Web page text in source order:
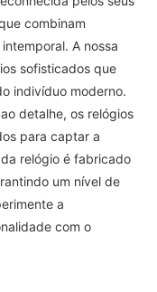
combinam
A nossa
sofisticados que
indivíduo moderno.
detalhe, os relógios
para captar a
relógio é fabricado
um nível de
a
com o